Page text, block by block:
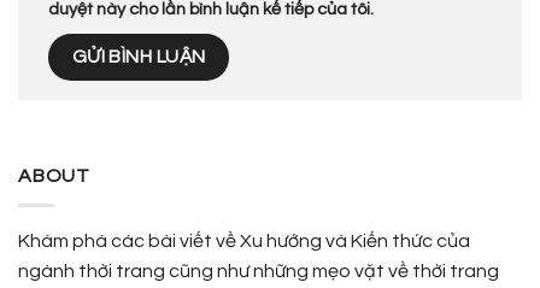
duyệt này cho lần bình luận kế tiếp của tôi.
ABOUT
Khám phá các bài viết về Xu hướng và Kiến thức của
ngành thời trang cũng như những mẹo vặt về thời trang